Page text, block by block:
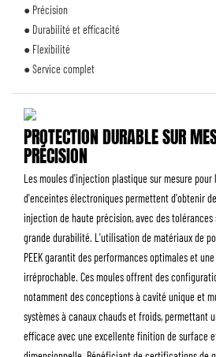
● Précision
● Durabilité et efficacité
● Flexibilité
● Service complet
PROTECTION DURABLE SUR
PRÉCISION
Les moules d'injection plastique sur mesure
d'enceintes électroniques permettent d'obtenir
injection de haute précision, avec des tolérances
grande durabilité. L'utilisation de matériaux de
PEEK garantit des performances optimales et
irréprochable. Ces moules offrent des
notamment des conceptions à cavité unique et
systèmes à canaux chauds et froids, permettant
efficace avec une excellente finition de surface